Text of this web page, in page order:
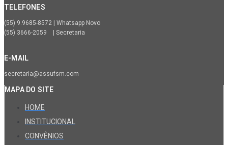
TELEFONES
(55) 9.9685-8572 | Whatsapp Novo
(55) 3666-2059 | Secretaria
E-MAIL
secretaria@assufsm.com
MAPA DO SITE
HOME
INSTITUCIONAL
CONVÊNIOS